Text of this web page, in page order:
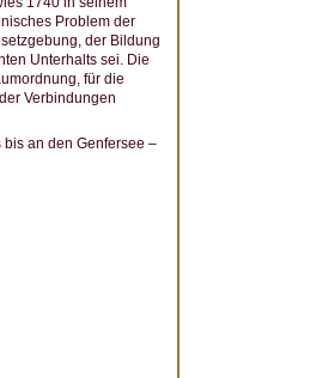
Problem der
der Bildung
Unterhalts sei. Die
für die
Verbindungen
an den Genfersee –